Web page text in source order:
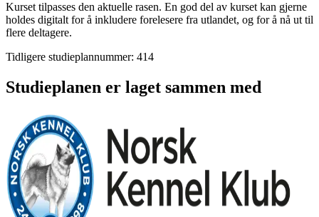
Kurset tilpasses den aktuelle rasen. En god del av kurset kan gjerne
holdes digitalt for å inkludere forelesere fra utlandet, og for å nå ut til
flere deltagere.
Tidligere studieplannummer: 414
Studieplanen er laget sammen med